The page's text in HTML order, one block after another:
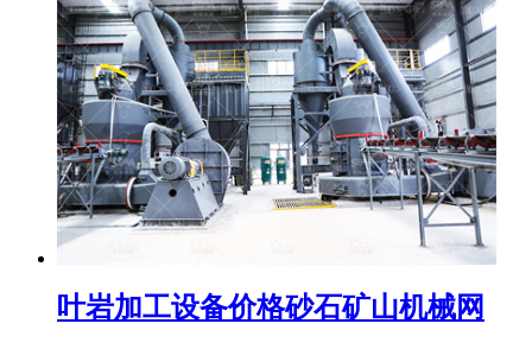
叶岩加工设备价格砂石矿山机械网